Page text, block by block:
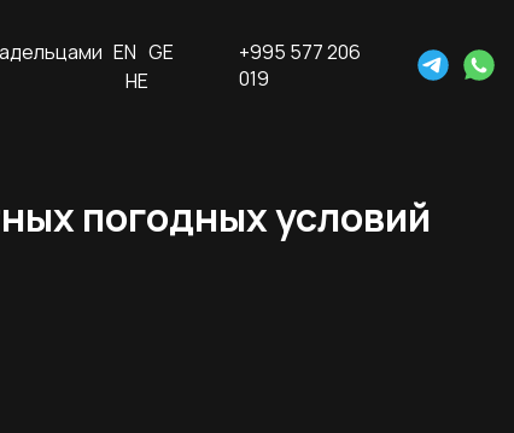
EN GE
HE
+995 577 206
019
погодных условий